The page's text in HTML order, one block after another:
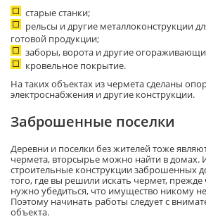
старые станки;
рельсы и другие металлоконструкции
готовой продукции;
заборы, ворота и другие
кровельное покрытие.
На таких объектах из чермета сделаны
электроснабжения и другие конструкции.
Заброшенные поселки
Деревни и поселки без жителей тоже
чермета, вторсырье можно найти в домах.
строительные конструкции заброшенных
того, где вы решили искать чермет, прежде
нужно убедиться, что имущество никому
Поэтому начинать работы следует с
объекта.